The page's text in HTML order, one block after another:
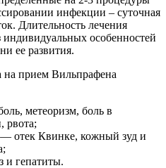
инфекции – суточная
Длительность лечения
индивидуальных особенностей
ее развития.
на прием Вильпрафена
метеоризм, боль в
рвота;
— отек Квинке, кожный зуд и
и гепатиты.